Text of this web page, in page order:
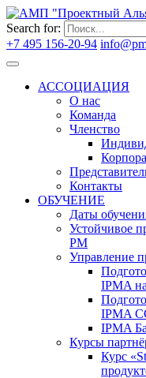
Search for:
+7 495 156-20-94
АССОЦИАЦИЯ
О нас
Команда
Членство
Контакты
ОБУЧЕНИЕ
Даты
Устойчивое
PM
Управление
IPMA
IPMA
IPMA
Курсы
Курс